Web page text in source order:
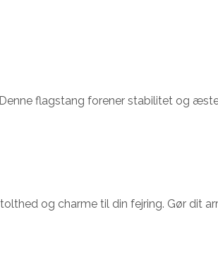
flagstang forener stabilitet og
og charme til din fejring. Gør dit